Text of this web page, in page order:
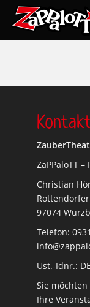
ZaPPaloTT
Christian
97074
Telefon:
Ust.-Idnr.:
Sie
Ihre